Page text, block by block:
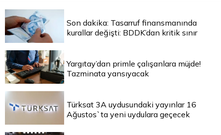
Son dakika: Tasarruf finansmanında
kurallar değişti: BDDK’dan kritik sınır
Yargıtay’dan primle çalışanlara müjde!
Tazminata yansıyacak
Türksat 3A uydusundaki yayınlar 16
Ağustos`ta yeni uydulara geçecek